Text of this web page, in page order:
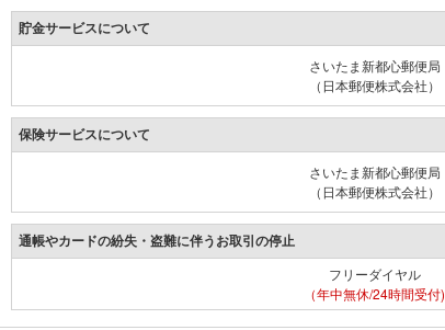
貯金サービスについて
さいたま新都心郵便局
（日本郵便株式会社）
保険サービスについて
さいたま新都心郵便局
（日本郵便株式会社）
通帳やカードの紛失・盗難に伴うお取引の停止
フリーダイヤル
（年中無休/24時間受付)